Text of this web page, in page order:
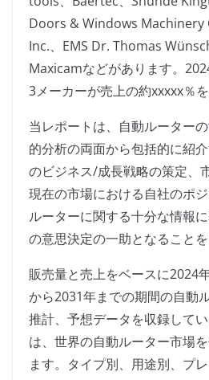
Doors & Windows Machinery
Inc.、EMS Dr. Thomas
Maxicamなどがあります。
3メーカーが売上の約xxxxx％を
当レポートは、自動ルーター
的分析の両面から包括的に紹
のビジネス/成長戦略の策定、
現在の市場における自社のポ
ルーターに関する十分な情報
の意思決定の一助となることを
販売量と売上をベースに2024
から2031年までの期間の自動
推計、予想データを収録して
は、世界の自動ルーター市場
ます。タイプ別、用途別、プ